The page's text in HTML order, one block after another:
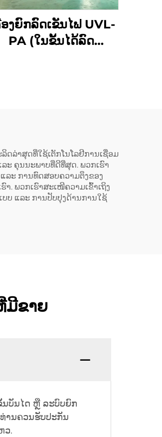
ອງຍົກລົດເຂັນໄຟ UVL-
PA (ໃນຂັ້ນໄດ້ລົດ
ດລ່າສຸດທີ່ໃຊ້ເຕັກໂນໂລຢີການເຊື່ອມ
ະ ຄຸນນະພາບທີ່ດີທີ່ສຸດ. ພວກເຮົາ
ລະ ການທົດສອບຄວາມຕຶງຂອງ
. ພວກເຮົາສະເໜີຄວາມເຂົ້າເຖິງ
ບ ແລະ ການປັບປຸງດ້ານການໃຊ້
ມີຂາຍ
ນບັນໄດ ຫຼື ລະບົບຍົກ
ານຄວນຮັບປະກັນ
ວ.